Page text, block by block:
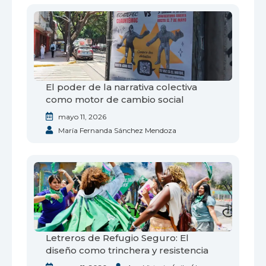
El poder de la narrativa colectiva
como motor de cambio social
mayo 11, 2026
María Fernanda Sánchez Mendoza
Letreros de Refugio Seguro: El
diseño como trinchera y resistencia